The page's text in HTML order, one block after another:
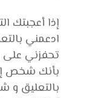
إذا أعجبتك
ادعمني
تحفزني على
بأنك شخص
بالتعليق و